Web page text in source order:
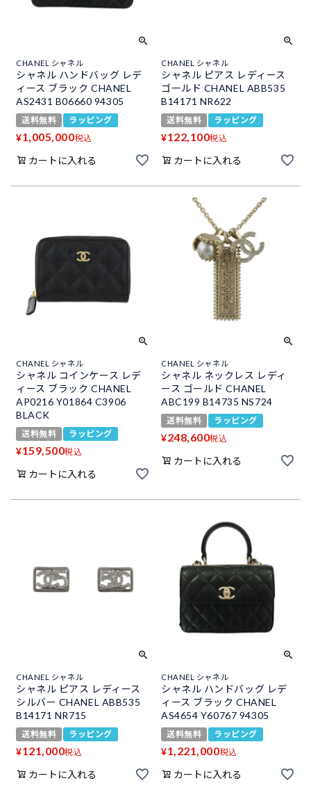
CHANEL シャネル
シャネル ハンドバッグ レデ
ィース ブラック CHANEL
AS2431 B06660 94305
送料無料 ラッピング
¥1,005,000税込
カートに入れる
CHANEL シャネル
シャネル ピアス レディース
ゴールド CHANEL ABB535
B14171 NR622
送料無料 ラッピング
¥122,100税込
カートに入れる
CHANEL シャネル
シャネル コインケース レデ
ィース ブラック CHANEL
AP0216 Y01864 C3906
BLACK
送料無料 ラッピング
¥159,500税込
カートに入れる
CHANEL シャネル
シャネル ネックレス レディ
ース ゴールド CHANEL
ABC199 B14735 NS724
送料無料 ラッピング
¥248,600税込
カートに入れる
CHANEL シャネル
シャネル ピアス レディース
シルバー CHANEL ABB535
B14171 NR715
送料無料 ラッピング
¥121,000税込
カートに入れる
CHANEL シャネル
シャネル ハンドバッグ レデ
ィース ブラック CHANEL
AS4654 Y60767 94305
送料無料 ラッピング
¥1,221,000税込
カートに入れる